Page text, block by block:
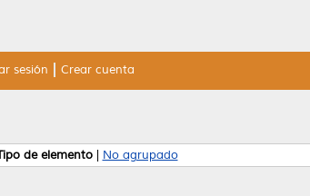
sesión Crear cuenta
de elemento| No agrupado